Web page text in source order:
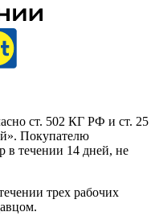
ст. 502 КГ РФ и ст. 25
Покупателю
в течении 14 дней, не
трех рабочих